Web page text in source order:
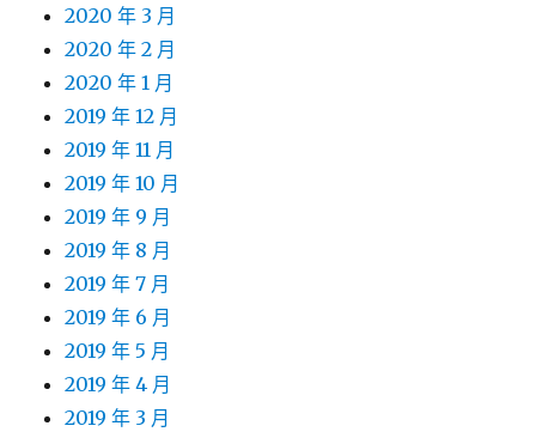
2020 年 3 月
2020 年 2 月
2020 年 1 月
2019 年 12 月
2019 年 11 月
2019 年 10 月
2019 年 9 月
2019 年 8 月
2019 年 7 月
2019 年 6 月
2019 年 5 月
2019 年 4 月
2019 年 3 月